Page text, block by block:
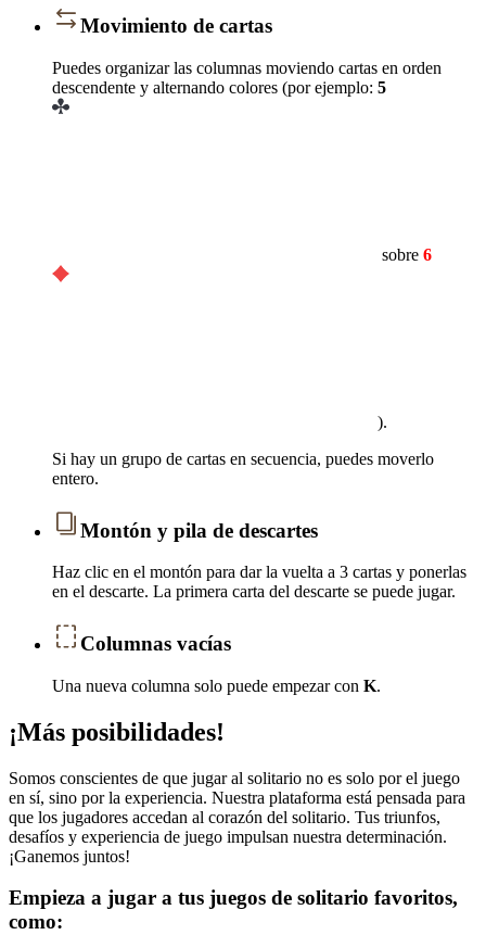
Movimiento de cartas
Puedes organizar las columnas moviendo cartas en orden
descendente y alternando colores (por ejemplo: 5
sobre 6
).
Si hay un grupo de cartas en secuencia, puedes moverlo
entero.
Montón y pila de descartes
Haz clic en el montón para dar la vuelta a 3 cartas y ponerlas
en el descarte. La primera carta del descarte se puede jugar.
Columnas vacías
Una nueva columna solo puede empezar con K.
¡Más posibilidades!
Somos conscientes de que jugar al solitario no es solo por el juego
en sí, sino por la experiencia. Nuestra plataforma está pensada para
que los jugadores accedan al corazón del solitario. Tus triunfos,
desafíos y experiencia de juego impulsan nuestra determinación.
¡Ganemos juntos!
Empieza a jugar a tus juegos de solitario favoritos,
como: